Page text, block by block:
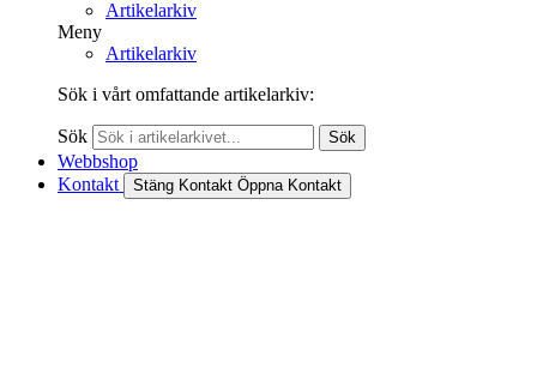
Artikelarkiv
Meny
Artikelarkiv
Sök i vårt omfattande artikelarkiv:
Sök Sök
Webbshop
Kontakt
Stäng Kontakt Öppna Kontakt